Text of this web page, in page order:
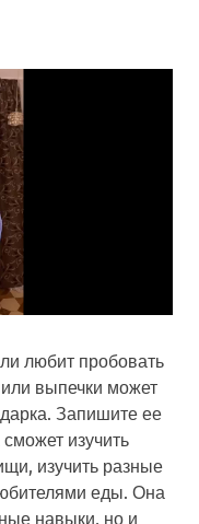
любит пробовать
выпечки может
Запишите ее
изучить
изучить разные
еды. Она
навыки, но и